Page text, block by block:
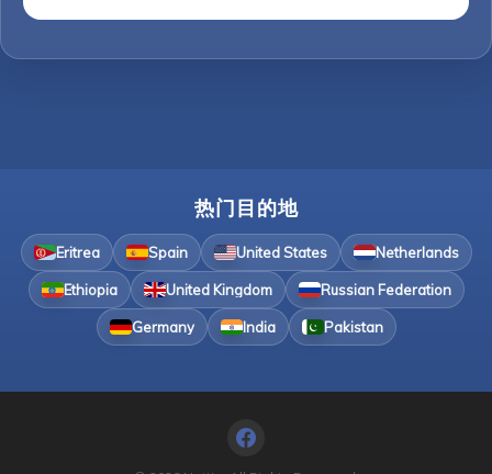
热门目的地
Eritrea Spain United States Netherlands
Ethiopia United Kingdom Russian Federation
Germany India Pakistan